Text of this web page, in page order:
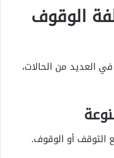
الوقوف
العديد من الحالات،
التوقف أو الوقوف.